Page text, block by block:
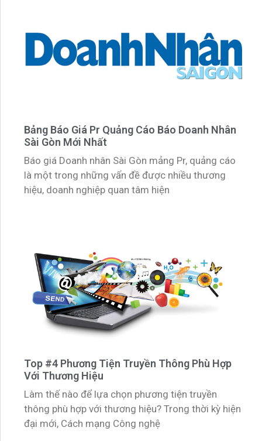
Bảng Báo Giá Pr Quảng Cáo Báo Doanh Nhân
Sài Gòn Mới Nhất
Báo giá Doanh nhân Sài Gòn mảng Pr, quảng cáo
là một trong những vấn đề được nhiều thương
hiệu, doanh nghiệp quan tâm hiện
Top #4 Phương Tiện Truyền Thông Phù Hợp
Với Thương Hiệu
Làm thế nào để lựa chọn phương tiện truyền
thông phù hợp với thương hiệu? Trong thời kỳ hiện
đại mới, Cách mạng Công nghệ